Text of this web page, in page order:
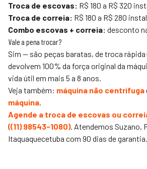
Troca de escovas: R$ 180 a R$ 320
Troca de correia: R$ 180 a R$ 280
Combo escovas + correia: desconto
Vale a pena trocar?
Sim — são peças baratas, de troca rápida
devolvem 100% da força original da
vida útil em mais 5 a 8 anos.
Veja também: máquina não centrifuga
máquina.
Agende a troca de escovas ou
((11) 98543-1080). Atendemos Suzano,
Itaquaquecetuba com 90 dias de garantia.